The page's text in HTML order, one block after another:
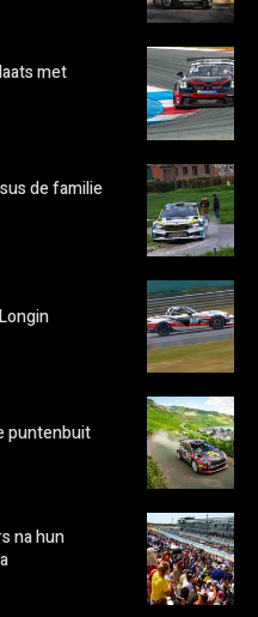
met
de familie
puntenbuit
na hun